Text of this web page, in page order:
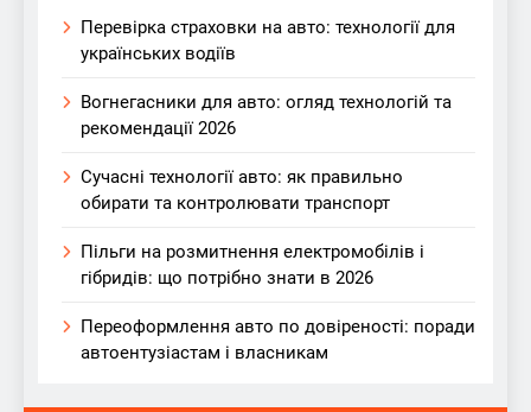
Перевірка страховки на авто: технології для
українських водіїв
Вогнегасники для авто: огляд технологій та
рекомендації 2026
Сучасні технології авто: як правильно
обирати та контролювати транспорт
Пільги на розмитнення електромобілів і
гібридів: що потрібно знати в 2026
Переоформлення авто по довіреності: поради
автоентузіастам і власникам